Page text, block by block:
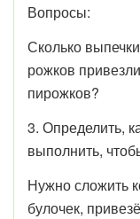
Вопросы:
Сколько
рожков
пирожков?
3. Определить,
выполнить,
Нужно сложить
булочек,